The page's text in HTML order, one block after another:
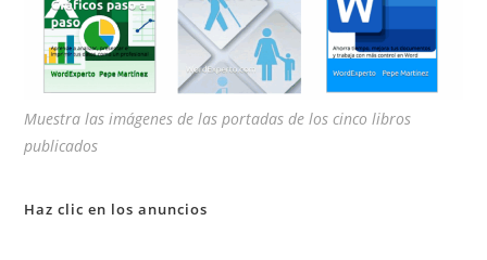
Muestra las imágenes de las portadas de los cinco libros
publicados
Haz clic en los anuncios